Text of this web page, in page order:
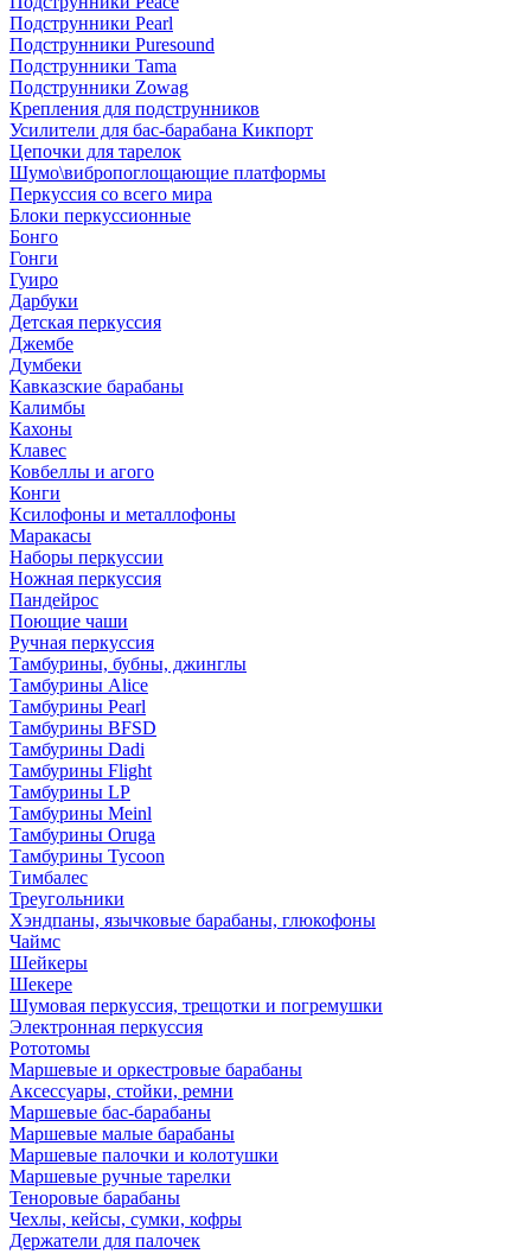
Подструнники Pearl
Подструнники Puresound
Подструнники Tama
Подструнники Zowag
Крепления для подструнников
Усилители для бас-барабана Кикпорт
Цепочки для тарелок
Шумо\вибропоглощающие платформы
Перкуссия со всего мира
Блоки перкуссионные
Бонго
Гонги
Гуиро
Дарбуки
Детская перкуссия
Джембе
Думбеки
Кавказские барабаны
Калимбы
Кахоны
Клавес
Ковбеллы и агого
Конги
Ксилофоны и металлофоны
Маракасы
Наборы перкуссии
Ножная перкуссия
Пандейрос
Поющие чаши
Ручная перкуссия
Тамбурины, бубны, джинглы
Тамбурины Alice
Тамбурины Pearl
Тамбурины BFSD
Тамбурины Dadi
Тамбурины Flight
Тамбурины LP
Тамбурины Meinl
Тамбурины Oruga
Тамбурины Tycoon
Тимбалес
Треугольники
Хэндпаны, язычковые барабаны, глюкофоны
Чаймс
Шейкеры
Шекере
Шумовая перкуссия, трещотки и погремушки
Электронная перкуссия
Рототомы
Маршевые и оркестровые барабаны
Аксессуары, стойки, ремни
Маршевые бас-барабаны
Маршевые малые барабаны
Маршевые палочки и колотушки
Маршевые ручные тарелки
Теноровые барабаны
Чехлы, кейсы, сумки, кофры
Держатели для палочек